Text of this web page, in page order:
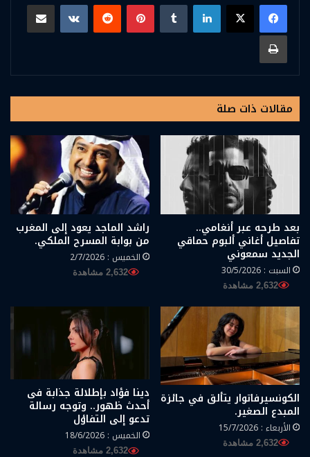
لينكدإن بينتيريست
مشاركة عبر البريد
طباعة
مقالات ذات صلة
بعد طرحه عبر أنغامي..
تفاصيل أغاني ألبوم حماقي
الجديد سمعوني
السبت : 30/5/2026
2,632 مشاهدة
راشد الماجد يعود إلى المغرب
من بوابة المسرح الملكي.
الخميس : 2/7/2026
2,632 مشاهدة
الكونسيرفاتوار يتألق في جائزة
المبدع الصغير.
الأربعاء : 15/7/2026
2,632 مشاهدة
دينا فؤاد بإطلالة جذابة فى
أحدث ظهور.. وتوجه رسالة
تدعو إلى التفاؤل
الخميس : 18/6/2026
2,632 مشاهدة